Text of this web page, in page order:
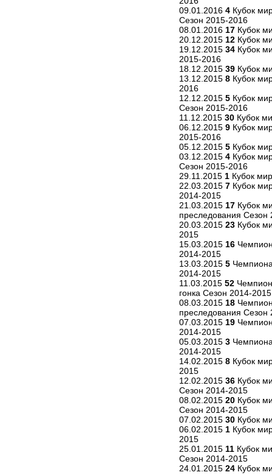
09.01.2016 4 Кубок
Сезон 2015-2016
08.01.2016 17 Кубок
20.12.2015 12 Кубок
19.12.2015 34 Кубок
2015-2016
18.12.2015 39 Кубок
13.12.2015 8 Кубок
2016
12.12.2015 5 Кубок
Сезон 2015-2016
11.12.2015 30 Кубок
06.12.2015 9 Кубок
2015-2016
05.12.2015 5 Кубок
03.12.2015 4 Кубок
Сезон 2015-2016
29.11.2015 1 Кубок
22.03.2015 7 Кубок
2014-2015
21.03.2015 17 Кубок
преследования Сезон
20.03.2015 23 Кубок
2015
15.03.2015 16
2014-2015
13.03.2015 5
2014-2015
11.03.2015 52
гонка Сезон 2014-2015
08.03.2015 18
преследования Сезон
07.03.2015 19
2014-2015
05.03.2015 3
2014-2015
14.02.2015 8 Кубок
2015
12.02.2015 36 Кубок
Сезон 2014-2015
08.02.2015 20 Кубок
Сезон 2014-2015
07.02.2015 30 Кубок
06.02.2015 1 Кубок
2015
25.01.2015 11 Кубок
Сезон 2014-2015
24.01.2015 24 Кубок